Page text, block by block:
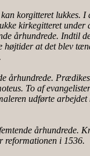
korgitteret lukkes. I
kirkegitteret under
århundrede. Indtil
højtider at det blev
århundrede.
To af
udførte arbejdet
århundrede.
reformationen i 1536.